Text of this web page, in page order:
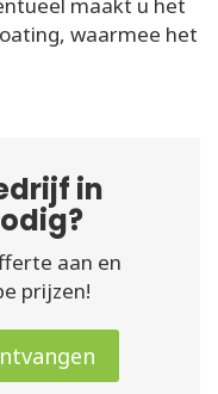
waarmee het
in
aan en
prijzen!